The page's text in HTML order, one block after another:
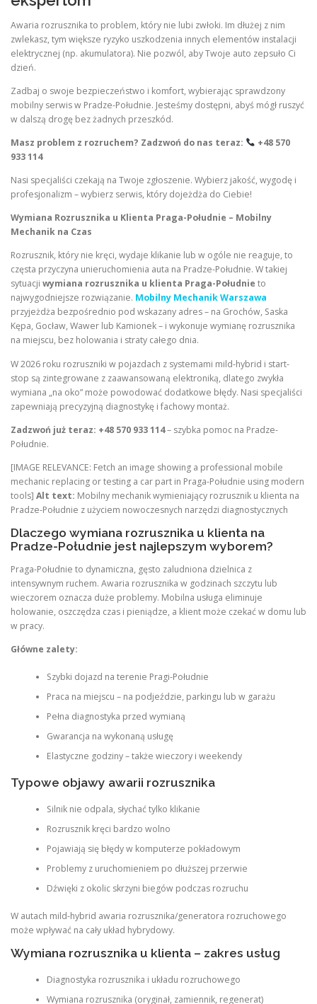
Awaria rozrusznika to problem, który nie lubi zwłoki. Im dłużej z nim
zwlekasz, tym większe ryzyko uszkodzenia innych elementów instalacji
elektrycznej (np. akumulatora). Nie pozwól, aby Twoje auto zepsuło Ci
dzień.
Zadbaj o swoje bezpieczeństwo i komfort, wybierając sprawdzony
mobilny serwis w Pradze-Południe. Jesteśmy dostępni, abyś mógł ruszyć
w dalszą drogę bez żadnych przeszkód.
Masz problem z rozruchem? Zadzwoń do nas teraz:
+48 570
933 114
Nasi specjaliści czekają na Twoje zgłoszenie. Wybierz jakość, wygodę i
profesjonalizm – wybierz serwis, który dojeżdża do Ciebie!
Wymiana Rozrusznika u Klienta Praga-Południe – Mobilny
Mechanik na Czas
Rozrusznik, który nie kręci, wydaje klikanie lub w ogóle nie reaguje, to
częsta przyczyna unieruchomienia auta na Pradze-Południe. W takiej
sytuacji wymiana rozrusznika u klienta Praga-Południe to
najwygodniejsze rozwiązanie. Mobilny Mechanik Warszawa
przyjeżdża bezpośrednio pod wskazany adres – na Grochów, Saska
Kępa, Gocław, Wawer lub Kamionek – i wykonuje wymianę rozrusznika
na miejscu, bez holowania i straty całego dnia.
W 2026 roku rozruszniki w pojazdach z systemami mild-hybrid i start-
stop są zintegrowane z zaawansowaną elektroniką, dlatego zwykła
wymiana „na oko” może powodować dodatkowe błędy. Nasi specjaliści
zapewniają precyzyjną diagnostykę i fachowy montaż.
Zadzwoń już teraz: +48 570 933 114– szybka pomoc na Pradze-
Południe.
[IMAGE RELEVANCE: Fetch an image showing a professional mobile
mechanic replacing or testing a car part in Praga-Południe using modern
tools] Alt text: Mobilny mechanik wymieniający rozrusznik u klienta na
Pradze-Południe z użyciem nowoczesnych narzędzi diagnostycznych
Dlaczego wymiana rozrusznika u klienta na
Pradze-Południe jest najlepszym wyborem?
Praga-Południe to dynamiczna, gęsto zaludniona dzielnica z
intensywnym ruchem. Awaria rozrusznika w godzinach szczytu lub
wieczorem oznacza duże problemy. Mobilna usługa eliminuje
holowanie, oszczędza czas i pieniądze, a klient może czekać w domu lub
w pracy.
Główne zalety:
Szybki dojazd na terenie Pragi-Południe
Praca na miejscu – na podjeździe, parkingu lub w garażu
Pełna diagnostyka przed wymianą
Gwarancja na wykonaną usługę
Elastyczne godziny – także wieczory i weekendy
Typowe objawy awarii rozrusznika
Silnik nie odpala, słychać tylko klikanie
Rozrusznik kręci bardzo wolno
Pojawiają się błędy w komputerze pokładowym
Problemy z uruchomieniem po dłuższej przerwie
Dźwięki z okolic skrzyni biegów podczas rozruchu
W autach mild-hybrid awaria rozrusznika/generatora rozruchowego
może wpływać na cały układ hybrydowy.
Wymiana rozrusznika u klienta – zakres usług
Diagnostyka rozrusznika i układu rozruchowego
Wymiana rozrusznika (oryginał, zamiennik, regenerat)